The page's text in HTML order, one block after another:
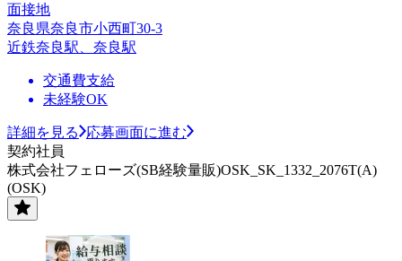
面接地
奈良県奈良市小西町30-3
近鉄奈良駅、奈良駅
交通費支給
未経験OK
詳細を見る
応募画面に進む
契約社員
株式会社フェローズ(SB経験量販)OSK_SK_1332_2076T(A)
(OSK)